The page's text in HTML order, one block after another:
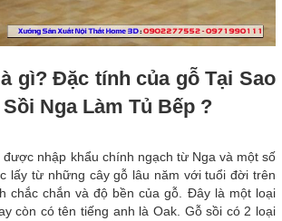
gì? Đặc tính của gỗ Tại Sao
Nga Làm Tủ Bếp ?
được nhập khẩu chính ngạch từ Nga và một số
lấy từ những cây gỗ lâu năm với tuổi đời trên
chắc chắn và độ bền của gỗ. Đây là một loại
còn có tên tiếng anh là Oak. Gỗ sồi có 2 loại